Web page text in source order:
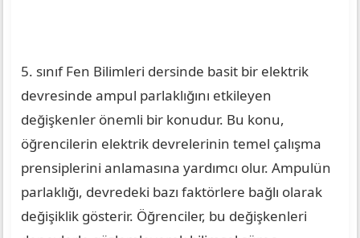
5. sınıf Fen Bilimleri dersinde basit bir elektrik
devresinde ampul parlaklığını etkileyen
değişkenler önemli bir konudur. Bu konu,
öğrencilerin elektrik devrelerinin temel çalışma
prensiplerini anlamasına yardımcı olur. Ampulün
parlaklığı, devredeki bazı faktörlere bağlı olarak
değişiklik gösterir. Öğrenciler, bu değişkenleri